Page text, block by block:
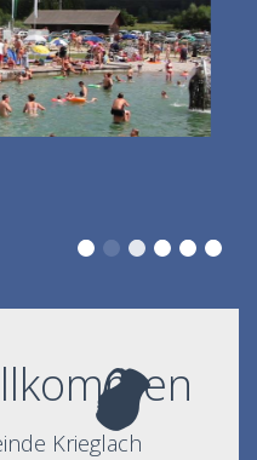
Krieglach